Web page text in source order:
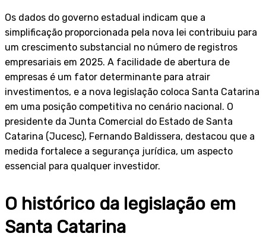
Os dados do governo estadual indicam que a
simplificação proporcionada pela nova lei contribuiu para
um crescimento substancial no número de registros
empresariais em 2025. A facilidade de abertura de
empresas é um fator determinante para atrair
investimentos, e a nova legislação coloca Santa Catarina
em uma posição competitiva no cenário nacional. O
presidente da Junta Comercial do Estado de Santa
Catarina (Jucesc), Fernando Baldissera, destacou que a
medida fortalece a segurança jurídica, um aspecto
essencial para qualquer investidor.
O histórico da legislação em
Santa Catarina